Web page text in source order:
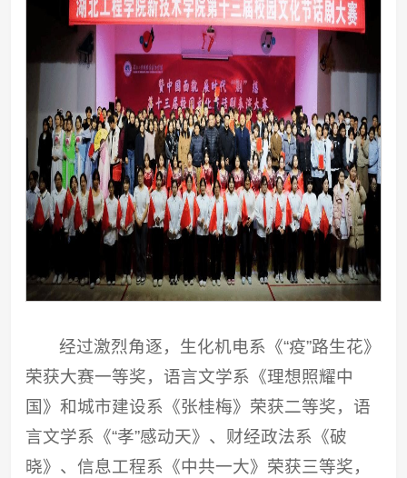
经过激烈角逐，生化机电系《“疫”路生花》
荣获大赛一等奖，语言文学系《理想照耀中
国》和城市建设系《张桂梅》荣获二等奖，语
言文学系《“孝”感动天》、财经政法系《破
晓》、信息工程系《中共一大》荣获三等奖，